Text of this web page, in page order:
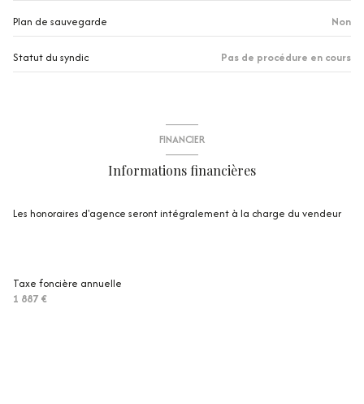
terrasse
interphone
Plan de sauvegarde Non
Statut du syndic Pas de procédure en cours
FINANCIER
Informations financières
Les honoraires d'agence seront intégralement à la charge du vendeur
Taxe foncière annuelle
1 887 €